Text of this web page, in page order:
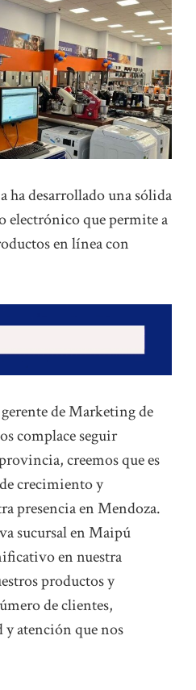
ha desarrollado una sólida
electrónico que permite a
en línea con
de Marketing de
complace seguir
creemos que es
crecimiento y
presencia en Mendoza.
sucursal en Maipú
en nuestra
productos y
de clientes,
atención que nos